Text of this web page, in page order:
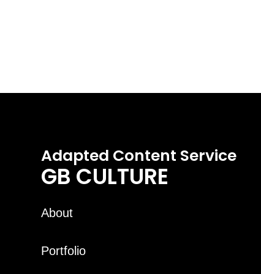
Adapted Content Service
GB CULTURE
About
Portfolio